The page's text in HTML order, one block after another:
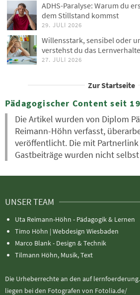
ADHS-Paralyse: Warum du
dem Stillstand kommst
29. JULI 2026
Willensstark, sensibel oder
verstehst du das
27. JULI 2026
Zur Startseite
Pädagogischer Content seit
Die Artikel wurden von Diplom
Reimann-Höhn verfasst,
veröffentlicht. Die mit
Gastbeiträge wurden nicht
UNSER TEAM
Uta Reimann-Höhn - Pädagogik & Lernen
Timo Höhn | Webdesign Wiesbaden
Marco Blank - Design & Technik
Tilmann Höhn, Musik, Text
Die Urheberrechte an den auf
liegen bei den Fotografen von Fotolia.de/